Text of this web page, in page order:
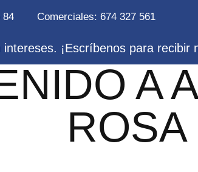
84
Comerciales: 674 327 561
¡Escríbenos para recibir
A
ROSA